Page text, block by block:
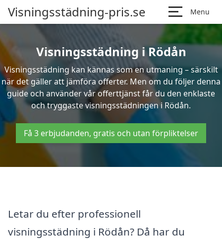
Visningsstädning-pris.se Menu
Visningsstädning i Rödån
Visningsstädning kan kännas som en utmaning – särskilt
när det gäller att jämföra offerter. Men om du följer denna
guide och använder vår offerttjänst får du den enklaste
och tryggaste visningsstädningen i Rödån.
Få 3 erbjudanden, gratis och utan förpliktelser
Letar du efter professionell
visningsstädning i Rödån? Då har du